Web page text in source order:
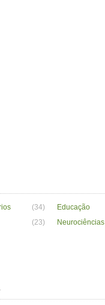
(34) Educação
(23)
Neurociências